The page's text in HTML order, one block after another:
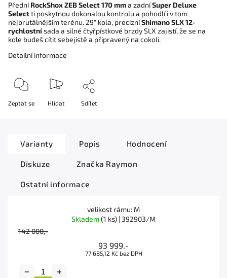
Přední RockShox ZEB Select 170 mm a zadní Super Deluxe
Select ti poskytnou dokonalou kontrolu a pohodlí i v tom
nejbrutálnějším terénu. 29" kola, precizní Shimano SLX 12-
rychlostní sada a silné čtyřpístkové brzdy SLX zajistí, že se na
kole budeš cítit sebejistě a připravený na cokoli.
Detailní informace
Zeptat se Hlídat Sdílet
Varianty Popis Hodnocení
Diskuze Značka Raymon
Ostatní informace
velikost rámu: M
Skladem(1 ks) | 392903/M
142 000,-
93 999,-
77 685,12 Kč bez DPH